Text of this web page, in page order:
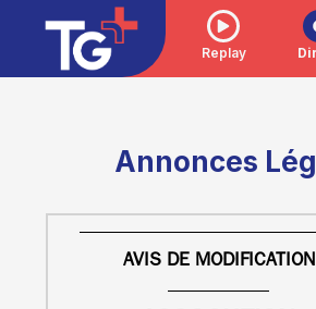
Replay
Annonces
AVIS DE MODIFICATION